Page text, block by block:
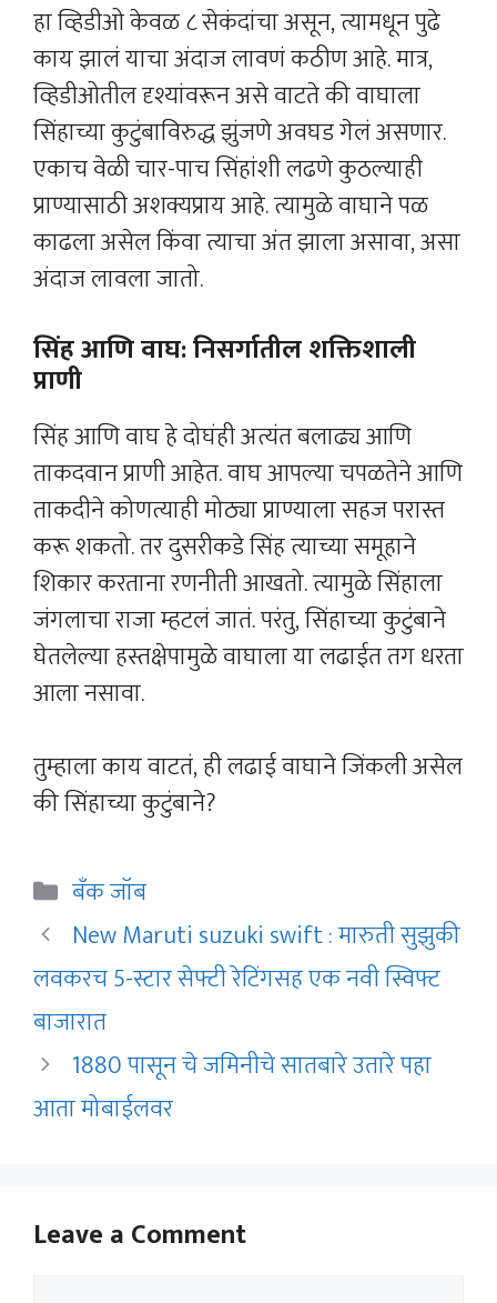
हा व्हिडीओ केवळ ८ सेकंदांचा असून, त्यामधून पुढे
काय झालं याचा अंदाज लावणं कठीण आहे. मात्र,
व्हिडीओतील दृश्यांवरून असे वाटते की वाघाला
सिंहाच्या कुटुंबाविरुद्ध झुंजणे अवघड गेलं असणार.
एकाच वेळी चार-पाच सिंहांशी लढणे कुठल्याही
प्राण्यासाठी अशक्यप्राय आहे. त्यामुळे वाघाने पळ
काढला असेल किंवा त्याचा अंत झाला असावा, असा
अंदाज लावला जातो.
सिंह आणि वाघ: निसर्गातील शक्तिशाली
प्राणी
सिंह आणि वाघ हे दोघंही अत्यंत बलाढ्य आणि
ताकदवान प्राणी आहेत. वाघ आपल्या चपळतेने आणि
ताकदीने कोणत्याही मोठ्या प्राण्याला सहज परास्त
करू शकतो. तर दुसरीकडे सिंह त्याच्या समूहाने
शिकार करताना रणनीती आखतो. त्यामुळे सिंहाला
जंगलाचा राजा म्हटलं जातं. परंतु, सिंहाच्या कुटुंबाने
घेतलेल्या हस्तक्षेपामुळे वाघाला या लढाईत तग धरता
आला नसावा.
तुम्हाला काय वाटतं, ही लढाई वाघाने जिंकली असेल
की सिंहाच्या कुटुंबाने?
Categories
बँक जॉब
New Maruti suzuki swift : मारुती सुझुकी
लवकरच 5-स्टार सेफ्टी रेटिंगसह एक नवी स्विफ्ट
बाजारात
1880 पासून चे जमिनीचे सातबारे उतारे पहा
आता मोबाईलवर
Leave a Comment